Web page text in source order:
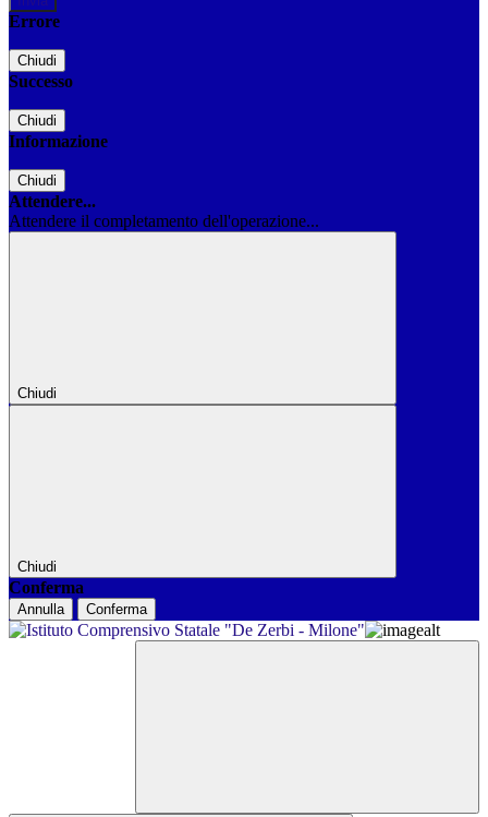
Errore
Chiudi
Successo
Chiudi
Informazione
Chiudi
Attendere...
Attendere il completamento dell'operazione...
Chiudi
Chiudi
Conferma
Annulla Conferma